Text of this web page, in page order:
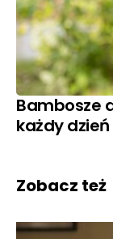
Bambosze
każdy
Zobacz też